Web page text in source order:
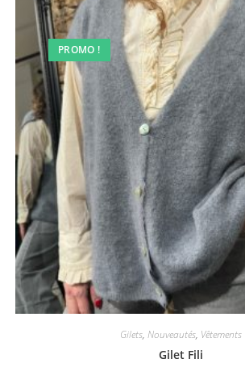
PROMO !
Gilets, Nouveautés, Vêtements
Gilet Fili